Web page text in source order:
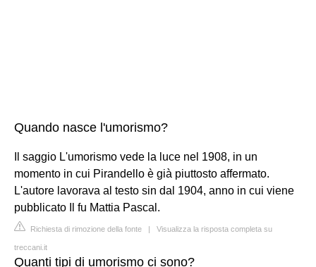
Quando nasce l'umorismo?
Il saggio L'umorismo vede la luce nel 1908, in un
momento in cui Pirandello è già piuttosto affermato.
L'autore lavorava al testo sin dal 1904, anno in cui viene
pubblicato Il fu Mattia Pascal.
Richiesta di rimozione della fonte | Visualizza la risposta completa su
treccani.it
Quanti tipi di umorismo ci sono?